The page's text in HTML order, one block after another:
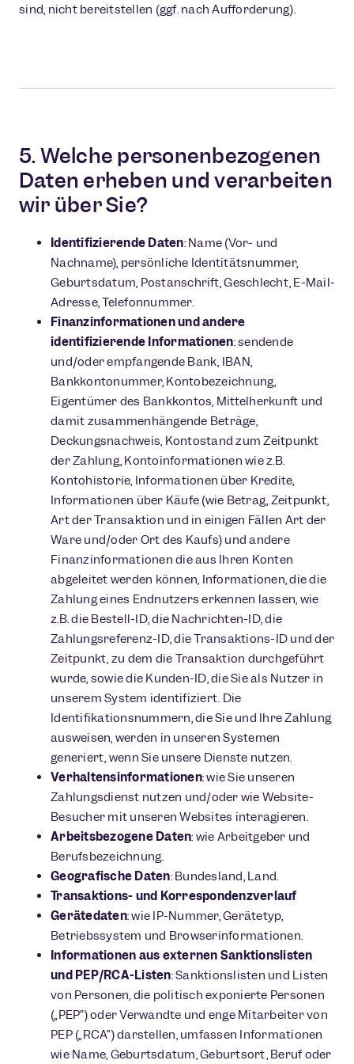
sind, nicht bereitstellen (ggf. nach Aufforderung).
5. Welche personenbezogenen
Daten erheben und verarbeiten
wir über Sie?
Identifizierende Daten: Name (Vor- und
Nachname), persönliche Identitätsnummer,
Geburtsdatum, Postanschrift, Geschlecht, E-Mail-
Adresse, Telefonnummer.
Finanzinformationen und andere
identifizierende Informationen: sendende
und/oder empfangende Bank, IBAN,
Bankkontonummer, Kontobezeichnung,
Eigentümer des Bankkontos, Mittelherkunft und
damit zusammenhängende Beträge,
Deckungsnachweis, Kontostand zum Zeitpunkt
der Zahlung, Kontoinformationen wie z.B.
Kontohistorie, Informationen über Kredite,
Informationen über Käufe (wie Betrag, Zeitpunkt,
Art der Transaktion und in einigen Fällen Art der
Ware und/oder Ort des Kaufs) und andere
Finanzinformationen die aus Ihren Konten
abgeleitet werden können, Informationen, die die
Zahlung eines Endnutzers erkennen lassen, wie
z.B. die Bestell-ID, die Nachrichten-ID, die
Zahlungsreferenz-ID, die Transaktions-ID und der
Zeitpunkt, zu dem die Transaktion durchgeführt
wurde, sowie die Kunden-ID, die Sie als Nutzer in
unserem System identifiziert. Die
Identifikationsnummern, die Sie und Ihre Zahlung
ausweisen, werden in unseren Systemen
generiert, wenn Sie unsere Dienste nutzen.
Verhaltensinformationen: wie Sie unseren
Zahlungsdienst nutzen und/oder wie Website-
Besucher mit unseren Websites interagieren.
Arbeitsbezogene Daten: wie Arbeitgeber und
Berufsbezeichnung.
Geografische Daten: Bundesland, Land.
Transaktions- und Korrespondenzverlauf
Gerätedaten: wie IP-Nummer, Gerätetyp,
Betriebssystem und Browserinformationen.
Informationen aus externen Sanktionslisten
und PEP/RCA-Listen: Sanktionslisten und Listen
von Personen, die politisch exponierte Personen
(„PEP“) oder Verwandte und enge Mitarbeiter von
PEP („RCA“) darstellen, umfassen Informationen
wie Name, Geburtsdatum, Geburtsort, Beruf oder